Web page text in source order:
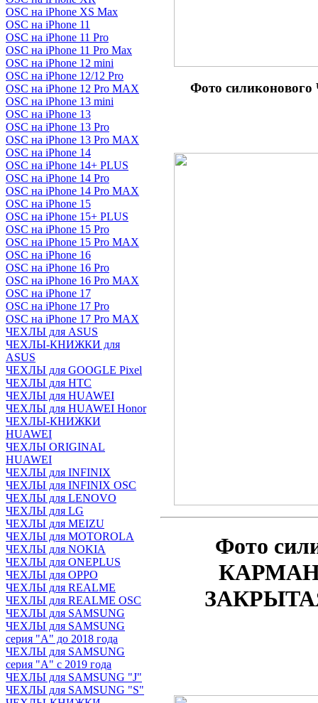
OSC на iPhone XS Max
OSC на iPhone 11
OSC на iPhone 11 Pro
OSC на iPhone 11 Pro Max
OSC на iPhone 12 mini
OSC на iPhone 12/12 Pro
OSC на iPhone 12 Pro MAX
OSC на iPhone 13 mini
OSC на iPhone 13
OSC на iPhone 13 Pro
OSC на iPhone 13 Pro MAX
OSC на iPhone 14
OSC на iPhone 14+ PLUS
OSC на iPhone 14 Pro
OSC на iPhone 14 Pro MAX
OSC на iPhone 15
OSC на iPhone 15+ PLUS
OSC на iPhone 15 Pro
OSC на iPhone 15 Pro MAX
OSC на iPhone 16
OSC на iPhone 16 Pro
OSC на iPhone 16 Pro MAX
OSC на iPhone 17
OSC на iPhone 17 Pro
OSC на iPhone 17 Pro MAX
ЧЕХЛЫ для ASUS
ЧЕХЛЫ-КНИЖКИ для
ASUS
ЧЕХЛЫ для GOOGLE Pixel
ЧЕХЛЫ для HTC
ЧЕХЛЫ для HUAWEI
ЧЕХЛЫ для HUAWEI Honor
ЧЕХЛЫ-КНИЖКИ
HUAWEI
ЧЕХЛЫ ORIGINAL
HUAWEI
ЧЕХЛЫ для INFINIX
ЧЕХЛЫ для INFINIX OSC
ЧЕХЛЫ для LENOVO
ЧЕХЛЫ для LG
ЧЕХЛЫ для MEIZU
ЧЕХЛЫ для MOTOROLA
ЧЕХЛЫ для NOKIA
ЧЕХЛЫ для ONEPLUS
ЧЕХЛЫ для OPPO
ЧЕХЛЫ для REALME
ЧЕХЛЫ для REALME OSC
ЧЕХЛЫ для SAMSUNG
ЧЕХЛЫ для SAMSUNG
серия "A" до 2018 года
ЧЕХЛЫ для SAMSUNG
серия "A" с 2019 года
ЧЕХЛЫ для SAMSUNG "J"
ЧЕХЛЫ для SAMSUNG "S"
Фото
Фото